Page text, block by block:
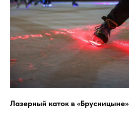
Лазерный каток в «Брусницыне»